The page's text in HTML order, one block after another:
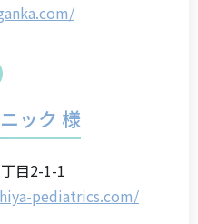
ック 様
目2-1-1
pediatrics.com/